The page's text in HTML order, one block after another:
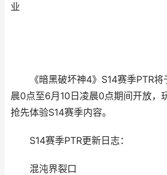
业
《暗黑破坏神4》S14赛季PTR将
晨0点至6月10日凌晨0点期间开放，
抢先体验S14赛季内容。
S14赛季PTR更新日志：
混沌界裂口